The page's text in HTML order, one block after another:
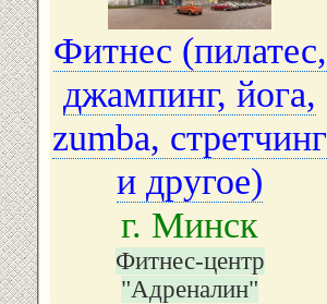
Фитнес (пилатес,
джампинг, йога,
zumba, стретчинг
и другое)
г. Минск
Фитнес-центр
"Адреналин"